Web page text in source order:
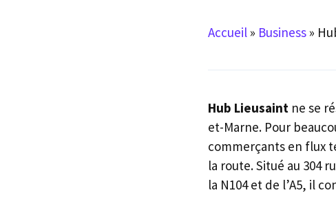
Accueil » Business »
Hub Lieusaint ne se
et-Marne. Pour
commerçants en flux
la route. Situé au 304
la N104 et de l’A5, il